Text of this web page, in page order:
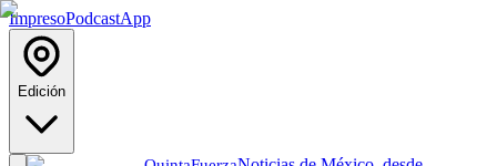
ImpresoPodcastApp
Edición